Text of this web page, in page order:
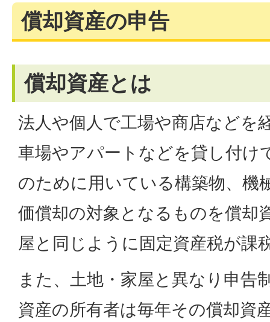
償却資産の申告
償却資産とは
法人や個人で工場や商店などを
車場やアパートなどを貸し付け
のために用いている構築物、機
価償却の対象となるものを償却
屋と同じように固定資産税が課
また、土地・家屋と異なり申告
資産の所有者は毎年その償却資